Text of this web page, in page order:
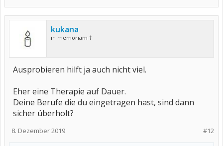
kukana
in memoriam †
Ausprobieren hilft ja auch nicht viel.
Eher eine Therapie auf Dauer.
Deine Berufe die du eingetragen hast, sind dann
sicher überholt?
#12
8. Dezember 2019